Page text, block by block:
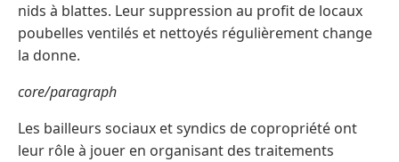
nids à blattes. Leur suppression au profit de locaux
poubelles ventilés et nettoyés régulièrement change
la donne.
core/paragraph
Les bailleurs sociaux et syndics de copropriété ont
leur rôle à jouer en organisant des traitements